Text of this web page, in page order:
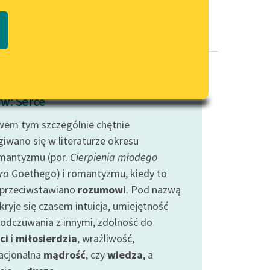
PDF
wrażliwych
Deklaracja dostępności
Serce
tym szczególnie chętnie
się w literaturze okresu
(por. Cierpienia młodego
Goethego) i romantyzmu, kiedy to
rozumowi. Pod nazwą
się czasem intuicja, umiejętność
z innymi, zdolność do
i miłosierdzia, wrażliwość,
mądrość, czywiedza, a